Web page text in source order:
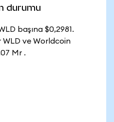
durumu
başına $0,2981.
WLD ve Worldcoin
Mr .